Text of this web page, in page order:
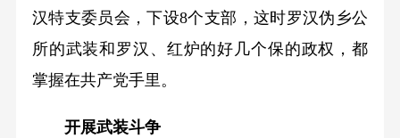
汉特支委员会，下设8个支部，这时罗汉伪乡公
所的武装和罗汉、红炉的好几个保的政权，都
掌握在共产党手里。
开展武装斗争